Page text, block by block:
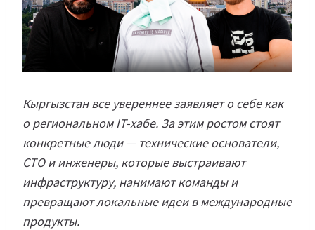
Кыргызстан все увереннее заявляет о себе как
о региональном IT-хабе. За этим ростом стоят
конкретные люди — технические основатели,
CTO и инженеры, которые выстраивают
инфраструктуру, нанимают команды и
превращают локальные идеи в международные
продукты.